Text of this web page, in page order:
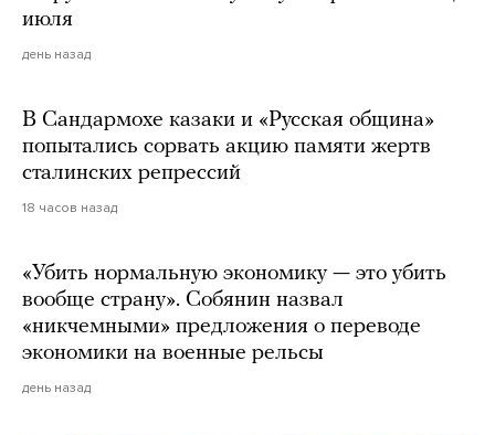
июля
день назад
В Сандармохе казаки и «Русская община»
попытались сорвать акцию памяти жертв
сталинских репрессий
18 часов назад
«Убить нормальную экономику — это убить
вообще страну». Собянин назвал
«никчемными» предложения о переводе
экономики на военные рельсы
день назад